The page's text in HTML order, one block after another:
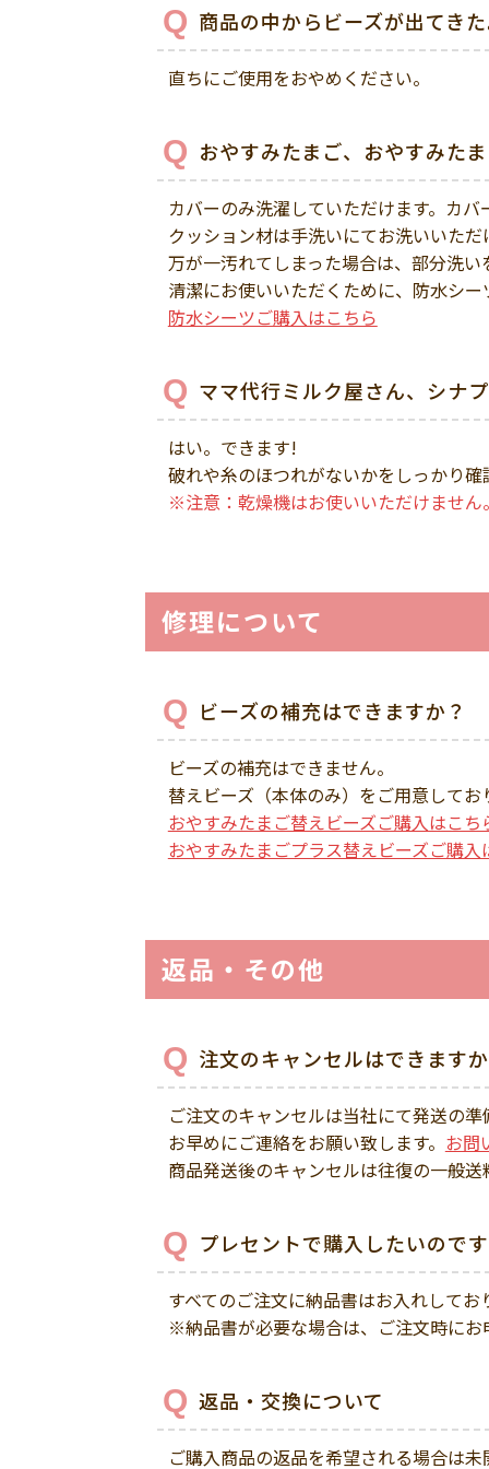
商品の中からビーズが出てき
直ちにご使用をおやめください。
おやすみたまご、おやすみた
カバーのみ洗濯していただけます。カ
クッション材は手洗いにてお洗いいた
万が一汚れてしまった場合は、部分洗
清潔にお使いいただくために、防水シ
防水シーツご購入はこちら
ママ代行ミルク屋さん、シナ
はい。できます!
破れや糸のほつれがないかをしっかり
※注意：乾燥機はお使いいただけません
修理について
ビーズの補充はできますか？
ビーズの補充はできません。
替えビーズ（本体のみ）をご用意して
おやすみたまご替えビーズご購入はこち
おやすみたまごプラス替えビーズご購入
返品・その他
注文のキャンセルはできます
ご注文のキャンセルは当社にて発送の
お早めにご連絡をお願い致します。 お問
商品発送後のキャンセルは往復の一般
プレセントで購入したいので
すべてのご注文に納品書はお入れして
※納品書が必要な場合は、ご注文時に
返品・交換について
ご購入商品の返品を希望される場合は